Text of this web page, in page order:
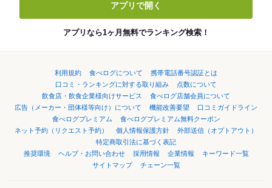
アプリで開く
アプリなら1ヶ月無料でランキング検索！
利用規約 食べログについて
携帯電話番号認証とは
口コミ・ランキングに対する取り組み
点数について
飲食店・飲食企業様向けサービス
食べログ店舗会員について
広告（メーカー・団体様等向け）について
機能改善要望
口コミガイドライン
食べログプレミアム
食べログプレミアム無料クーポン
ネット予約（リクエスト予約）
個人情報保護方針
外部送信（オプトアウト）
特定商取引法に基づく表記
推奨環境
ヘルプ・お問い合わせ 採用情報 企業情報
キーワード一覧
サイトマップ
チェーン一覧